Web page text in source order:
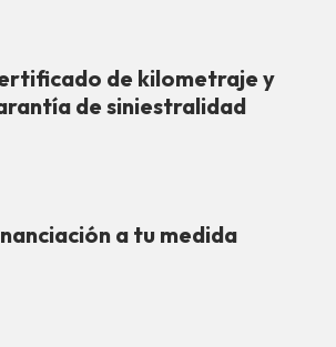
de kilometraje y
de siniestralidad
a tu medida